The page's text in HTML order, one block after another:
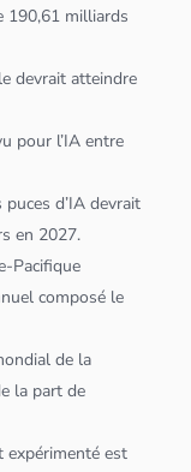
190,61 milliards
devrait atteindre
pour l’IA entre
d’IA devrait
en 2027.
Pacifique
composé le
de la
la part de
expérimenté est